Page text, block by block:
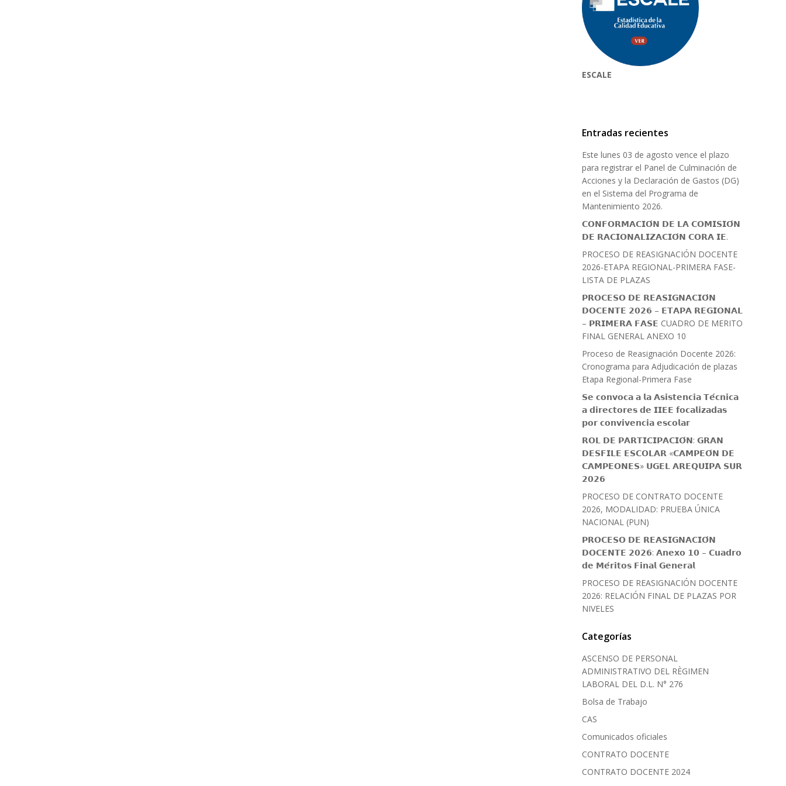
ESCALE
Entradas recientes
Este lunes 03 de agosto vence el plazo
para registrar el Panel de Culminación de
Acciones y la Declaración de Gastos (DG)
en el Sistema del Programa de
Mantenimiento 2026.
𝗖𝗢𝗡𝗙𝗢𝗥𝗠𝗔𝗖𝗜𝗢́𝗡 𝗗𝗘 𝗟𝗔 𝗖𝗢𝗠𝗜𝗦𝗜𝗢́𝗡
𝗗𝗘 𝗥𝗔𝗖𝗜𝗢𝗡𝗔𝗟𝗜𝗭𝗔𝗖𝗜𝗢́𝗡 𝗖𝗢𝗥𝗔 𝗜𝗘.
PROCESO DE REASIGNACIÓN DOCENTE
2026-ETAPA REGIONAL-PRIMERA FASE-
LISTA DE PLAZAS
𝗣𝗥𝗢𝗖𝗘𝗦𝗢 𝗗𝗘 𝗥𝗘𝗔𝗦𝗜𝗚𝗡𝗔𝗖𝗜𝗢́𝗡
𝗗𝗢𝗖𝗘𝗡𝗧𝗘 𝟮𝟬𝟮𝟲 – 𝗘𝗧𝗔𝗣𝗔 𝗥𝗘𝗚𝗜𝗢𝗡𝗔𝗟
– 𝗣𝗥𝗜𝗠𝗘𝗥𝗔 𝗙𝗔𝗦𝗘 CUADRO DE MERITO
FINAL GENERAL ANEXO 10
Proceso de Reasignación Docente 2026:
Cronograma para Adjudicación de plazas
Etapa Regional-Primera Fase
𝗦𝗲 𝗰𝗼𝗻𝘃𝗼𝗰𝗮 𝗮 𝗹𝗮 𝗔𝘀𝗶𝘀𝘁𝗲𝗻𝗰𝗶𝗮 𝗧𝗲́𝗰𝗻𝗶𝗰𝗮
𝗮 𝗱𝗶𝗿𝗲𝗰𝘁𝗼𝗿𝗲𝘀 𝗱𝗲 𝗜𝗜𝗘𝗘 𝗳𝗼𝗰𝗮𝗹𝗶𝘇𝗮𝗱𝗮𝘀
𝗽𝗼𝗿 𝗰𝗼𝗻𝘃𝗶𝘃𝗲𝗻𝗰𝗶𝗮 𝗲𝘀𝗰𝗼𝗹𝗮𝗿
𝗥𝗢𝗟 𝗗𝗘 𝗣𝗔𝗥𝗧𝗜𝗖𝗜𝗣𝗔𝗖𝗜𝗢́𝗡: 𝗚𝗥𝗔𝗡
𝗗𝗘𝗦𝗙𝗜𝗟𝗘 𝗘𝗦𝗖𝗢𝗟𝗔𝗥 «𝗖𝗔𝗠𝗣𝗘𝗢́𝗡 𝗗𝗘
𝗖𝗔𝗠𝗣𝗘𝗢𝗡𝗘𝗦» 𝗨𝗚𝗘𝗟 𝗔𝗥𝗘𝗤𝗨𝗜𝗣𝗔 𝗦𝗨𝗥
𝟮𝟬𝟮𝟲
PROCESO DE CONTRATO DOCENTE
2026, MODALIDAD: PRUEBA ÚNICA
NACIONAL (PUN)
𝗣𝗥𝗢𝗖𝗘𝗦𝗢 𝗗𝗘 𝗥𝗘𝗔𝗦𝗜𝗚𝗡𝗔𝗖𝗜𝗢́𝗡
𝗗𝗢𝗖𝗘𝗡𝗧𝗘 𝟮𝟬𝟮𝟲: 𝗔𝗻𝗲𝘅𝗼 𝟭𝟬 – 𝗖𝘂𝗮𝗱𝗿𝗼
𝗱𝗲 𝗠𝗲́𝗿𝗶𝘁𝗼𝘀 𝗙𝗶𝗻𝗮𝗹 𝗚𝗲𝗻𝗲𝗿𝗮𝗹
PROCESO DE REASIGNACIÓN DOCENTE
2026: RELACIÓN FINAL DE PLAZAS POR
NIVELES
Categorías
ASCENSO DE PERSONAL
ADMINISTRATIVO DEL RÈGIMEN
LABORAL DEL D.L. N° 276
Bolsa de Trabajo
CAS
Comunicados oficiales
CONTRATO DOCENTE
CONTRATO DOCENTE 2024